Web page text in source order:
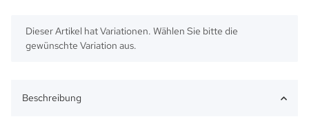
x
Dieser Artikel hat Variationen. Wählen Sie bitte die
gewünschte Variation aus.
Beschreibung